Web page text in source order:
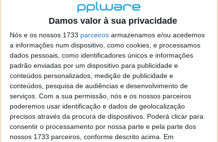
Damos valor à sua privacidade
Nós e os nossos 1733 parceiros armazenamos e/ou acedemos
a informações num dispositivo, como cookies, e processamos
dados pessoais, como identificadores únicos e informações
padrão enviadas por um dispositivo para publicidade e
conteúdos personalizados, medição de publicidade e
conteúdos, pesquisa de audiências e desenvolvimento de
serviços. Com a sua permissão, nós e os nossos parceiros
poderemos usar identificação e dados de geolocalização
precisos através da procura de dispositivos. Poderá clicar para
consentir o processamento por nossa parte e pela parte dos
nossos 1733 parceiros, conforme descrito acima. Em
tentei apagar o explorer na tentativa de forçar o uso do
firefox mas em vao. Kaso te lembres de outra dica fico
agradecido, caso contrario obrigado a mesma
Responder
Vítor M.
7 de Novembro de 2005 às 01:39
@Reporter
Desculpa mas o link funciona. Seja como for segue por mail
o MSn Messenger 8.
Responder
Vítor M.
7 de Novembro de 2005 às 11:21
@Rui